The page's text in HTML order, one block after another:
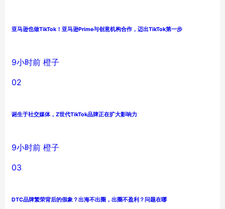
亚马逊也做TikTok！亚马逊Prime与创意机构合作，迈出TikTok第一步
9小时前 橙子
02
诞生于社交媒体，Z世代TikTok品牌正在扩大影响力
9小时前 橙子
03
DTC品牌繁荣背后的假象？出海不出圈，出圈不盈利？问题在哪